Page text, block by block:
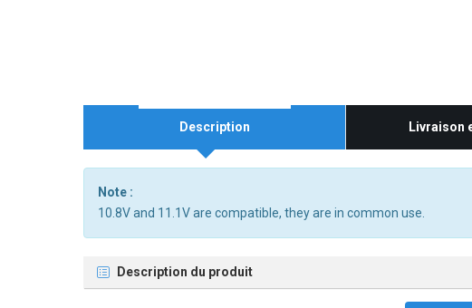
Description Livraison
Note :
10.8V and 11.1V are compatible, they are in common use.
Description du produit